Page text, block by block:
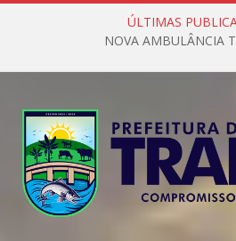
ÚLTIMAS
NOVA AMBULÂNCIA